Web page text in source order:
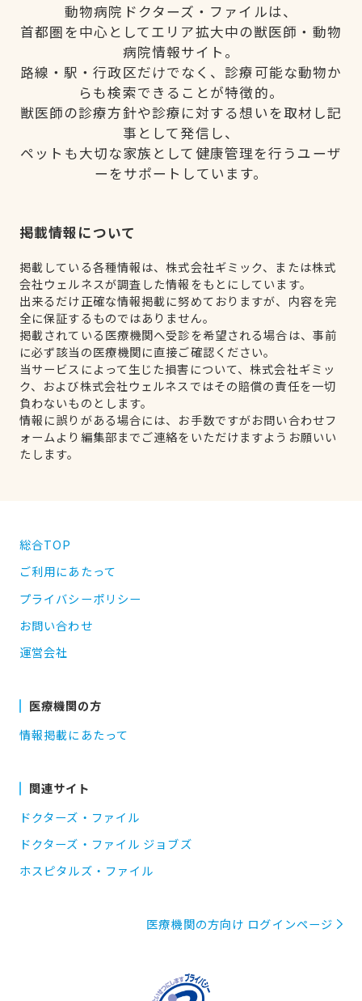
動物病院ドクターズ・ファイルは、
首都圏を中心としてエリア拡大中の獣医師・動物
病院情報サイト。
路線・駅・行政区だけでなく、診療可能な動物か
らも検索できることが特徴的。
獣医師の診療方針や診療に対する想いを取材し記
事として発信し、
ペットも大切な家族として健康管理を行うユーザ
ーをサポートしています。
掲載情報について
掲載している各種情報は、株式会社ギミック、または株式
会社ウェルネスが調査した情報をもとにしています。
出来るだけ正確な情報掲載に努めておりますが、内容を完
全に保証するものではありません。
掲載されている医療機関へ受診を希望される場合は、事前
に必ず該当の医療機関に直接ご確認ください。
当サービスによって生じた損害について、株式会社ギミッ
ク、および株式会社ウェルネスではその賠償の責任を一切
負わないものとします。
情報に誤りがある場合には、お手数ですがお問い合わせフ
ォームより編集部までご連絡をいただけますようお願いい
たします。
総合TOP
ご利用にあたって
プライバシーポリシー
お問い合わせ
運営会社
医療機関の方
情報掲載にあたって
関連サイト
ドクターズ・ファイル
ドクターズ・ファイル ジョブズ
ホスピタルズ・ファイル
医療機関の方向け ログインページ